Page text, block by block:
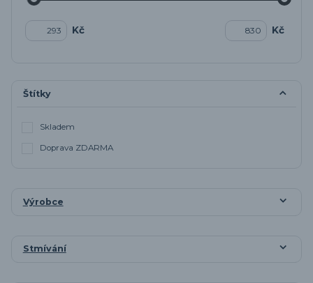
Kč Kč
Štítky
Skladem
Doprava ZDARMA
Výrobce
Stmívání